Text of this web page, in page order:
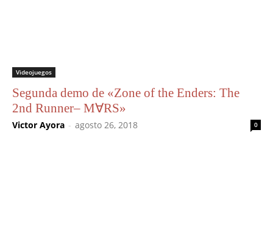
Videojuegos
Segunda demo de «Zone of the Enders: The
2nd Runner– M∀RS»
Victor Ayora - agosto 26, 2018 0